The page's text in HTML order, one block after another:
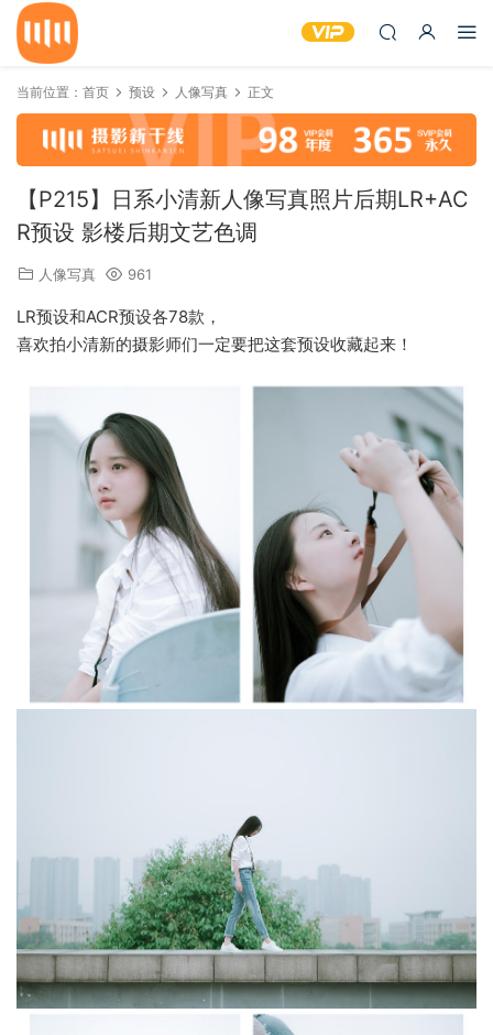
当前位置： 首页 预设 人像写真 正文
【P215】日系小清新人像写真照片后期LR+AC
R预设 影楼后期文艺色调
人像写真 961
LR预设和ACR预设各78款，
喜欢拍小清新的摄影师们一定要把这套预设收藏起来！